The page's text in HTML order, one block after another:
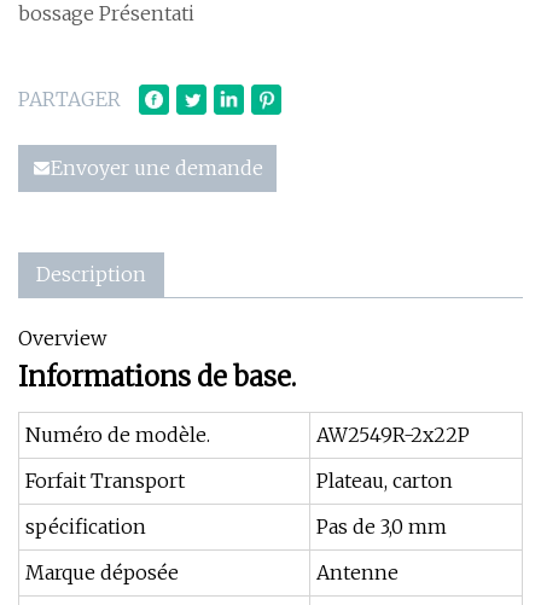
bossage Présentati
PARTAGER
Envoyer une demande
Description
Overview
Informations de base.
Numéro de modèle.
AW2549R-2x22P
Forfait Transport
Plateau, carton
spécification
Pas de 3,0 mm
Marque déposée
Antenne